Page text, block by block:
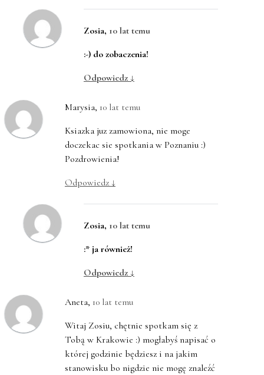
Zosia, 10 lat temu
:-) do zobaczenia!
Odpowiedz ↓
Marysia, 10 lat temu
Ksiazka juz zamowiona, nie moge
doczekac sie spotkania w Poznaniu :)
Pozdrowienia!
Odpowiedz ↓
Zosia, 10 lat temu
:* ja również!
Odpowiedz ↓
Aneta, 10 lat temu
Witaj Zosiu, chętnie spotkam się z
Tobą w Krakowie :) mogłabyś napisać o
której godzinie będziesz i na jakim
stanowisku bo nigdzie nie mogę znaleźć